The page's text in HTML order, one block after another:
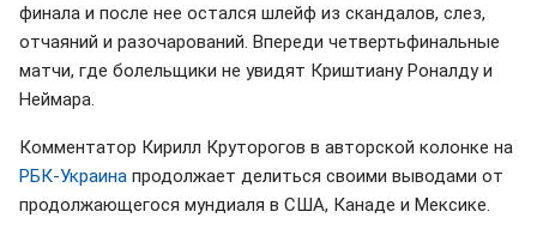
финала и после нее остался шлейф из скандалов, слез,
отчаяний и разочарований. Впереди четвертьфинальные
матчи, где болельщики не увидят Криштиану Роналду и
Неймара.
Комментатор Кирилл Круторогов в авторской колонке на
РБК-Украина продолжает делиться своими выводами от
продолжающегося мундиаля в США, Канаде и Мексике.